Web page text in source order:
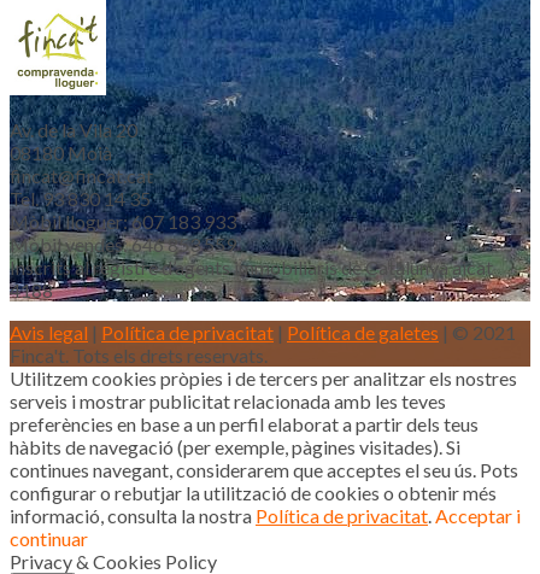
Av. de la Vila 20
08180 Moià
fincat@fincat.cat
Tel. 93 830 14 35
Mòbil lloguer: 607 183 933
Mòbil vendes: 646 853 559
Inscrits al registre d’agents immobiliaris de Catalunya aicat
4188
Avis legal | Política de privacitat | Política de galetes | © 2021
Finca't. Tots els drets reservats.
Utilitzem cookies pròpies i de tercers per analitzar els nostres
serveis i mostrar publicitat relacionada amb les teves
preferències en base a un perfil elaborat a partir dels teus
hàbits de navegació (per exemple, pàgines visitades). Si
continues navegant, considerarem que acceptes el seu ús. Pots
configurar o rebutjar la utilització de cookies o obtenir més
informació, consulta la nostra Política de privacitat Acceptar i
continuar
Privacy & Cookies Policy